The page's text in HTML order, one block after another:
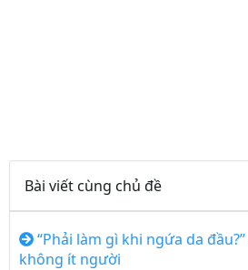
Bài viết cùng chủ đề
“Phải làm gì khi ngứa da
không ít người